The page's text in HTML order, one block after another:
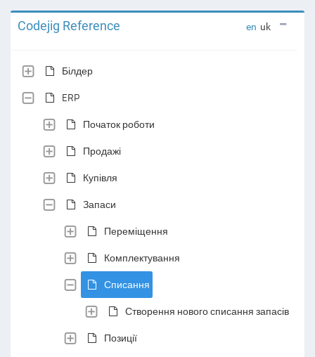
Codejig Reference en uk
Білдер
ERP
Початок роботи
Продажі
Купівля
Запаси
Переміщення
Комплектування
Списання
Створення нового списання запасів
Позиції